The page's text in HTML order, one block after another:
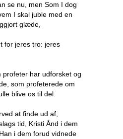
se nu, men Som I dog
I skal juble med en
glæde,
for jeres tro: jeres
profeter har udforsket og
som profeterede om
blive os til del.
at finde ud af,
tid, Kristi Ånd i dem
i dem forud vidnede